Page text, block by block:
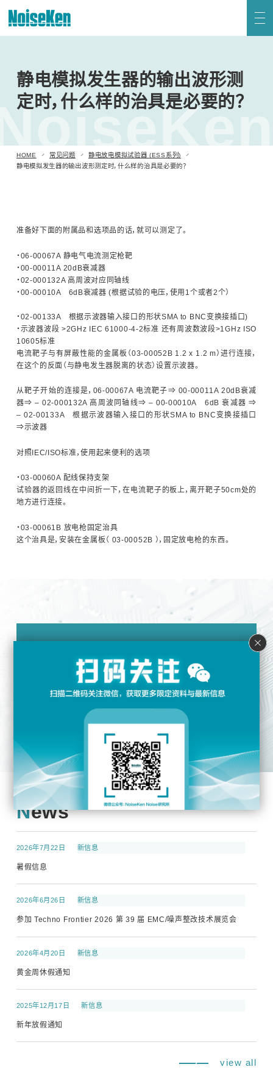
新到信息 关于Noiseken
静电模拟发生器的输出波形测
定时，什么样的治具是必要的？
HOME 常见问题
静电放电模拟试验器 (ESS系列)
静电模拟发生器的输出波形测定时，什么样的治具是必要的？
准备好下面的附属品和选项品的话，就可以测定了。
・06-00067A 静电气电流测定枪靶
・00-00011A 20dB衰减器
・02-000132A 高周波对应同轴线
・00-00010A 6dB衰减器 (根据试验的电压，使用1个或者2个）
・02-00133A 根据示波器输入接口的形状SMA to BNC变换接插口)
・示波器波段 >2GHz IEC 61000-4-2标准 还有周波数波段>1GHz ISO
10605标准
电流靶子与有屏蔽性能的金属板（03-00052B 1.2 x 1.2 m）进行连接，
在这个的反面（与静电发生器脱离的状态）设置示波器。
从靶子开始的连接是，06-00067A 电流靶子⇒ 00-00011A 20dB衰减
器⇒ – 02-000132A 高周波同轴线⇒ – 00-00010A 6dB 衰减器 ⇒
– 02-00133A 根据示波器输入接口的形状SMA to BNC变换接插口
⇒示波器
对照IEC/ISO标准，使用起来便利的选项
・03-00060A 配线保持支架
试验器的返回线在中间折一下，在电流靶子的板上，离开靶子50cm处的
地方进行连接。
・03-00061B 放电枪固定治具
这个治具是，安装在金属板（ 03-00052B ），固定放电枪的东西。
News
2026年7月22日 新信息
暑假信息
2026年6月26日 新信息
参加 Techno Frontier 2026 第 39 届 EMC/噪声整改技术展览会
2026年4月20日 新信息
黄金周休假通知
2025年12月17日 新信息
新年放假通知
view all
静电放电模拟试验器 (ESS系列)
电快速瞬变脉冲群模拟试验器
电压跌落及升高模拟试验器 (VDS系列)
阻尼振荡波模拟试验器
自动扫描EMC 测量系统 (EPS系列)
其他